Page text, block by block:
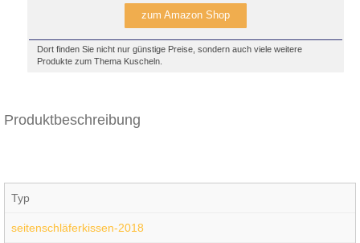
zum Amazon Shop
Dort finden Sie nicht nur günstige Preise, sondern auch viele weitere
Produkte zum Thema Kuscheln.
Produktbeschreibung
Typ
seitenschläferkissen-2018